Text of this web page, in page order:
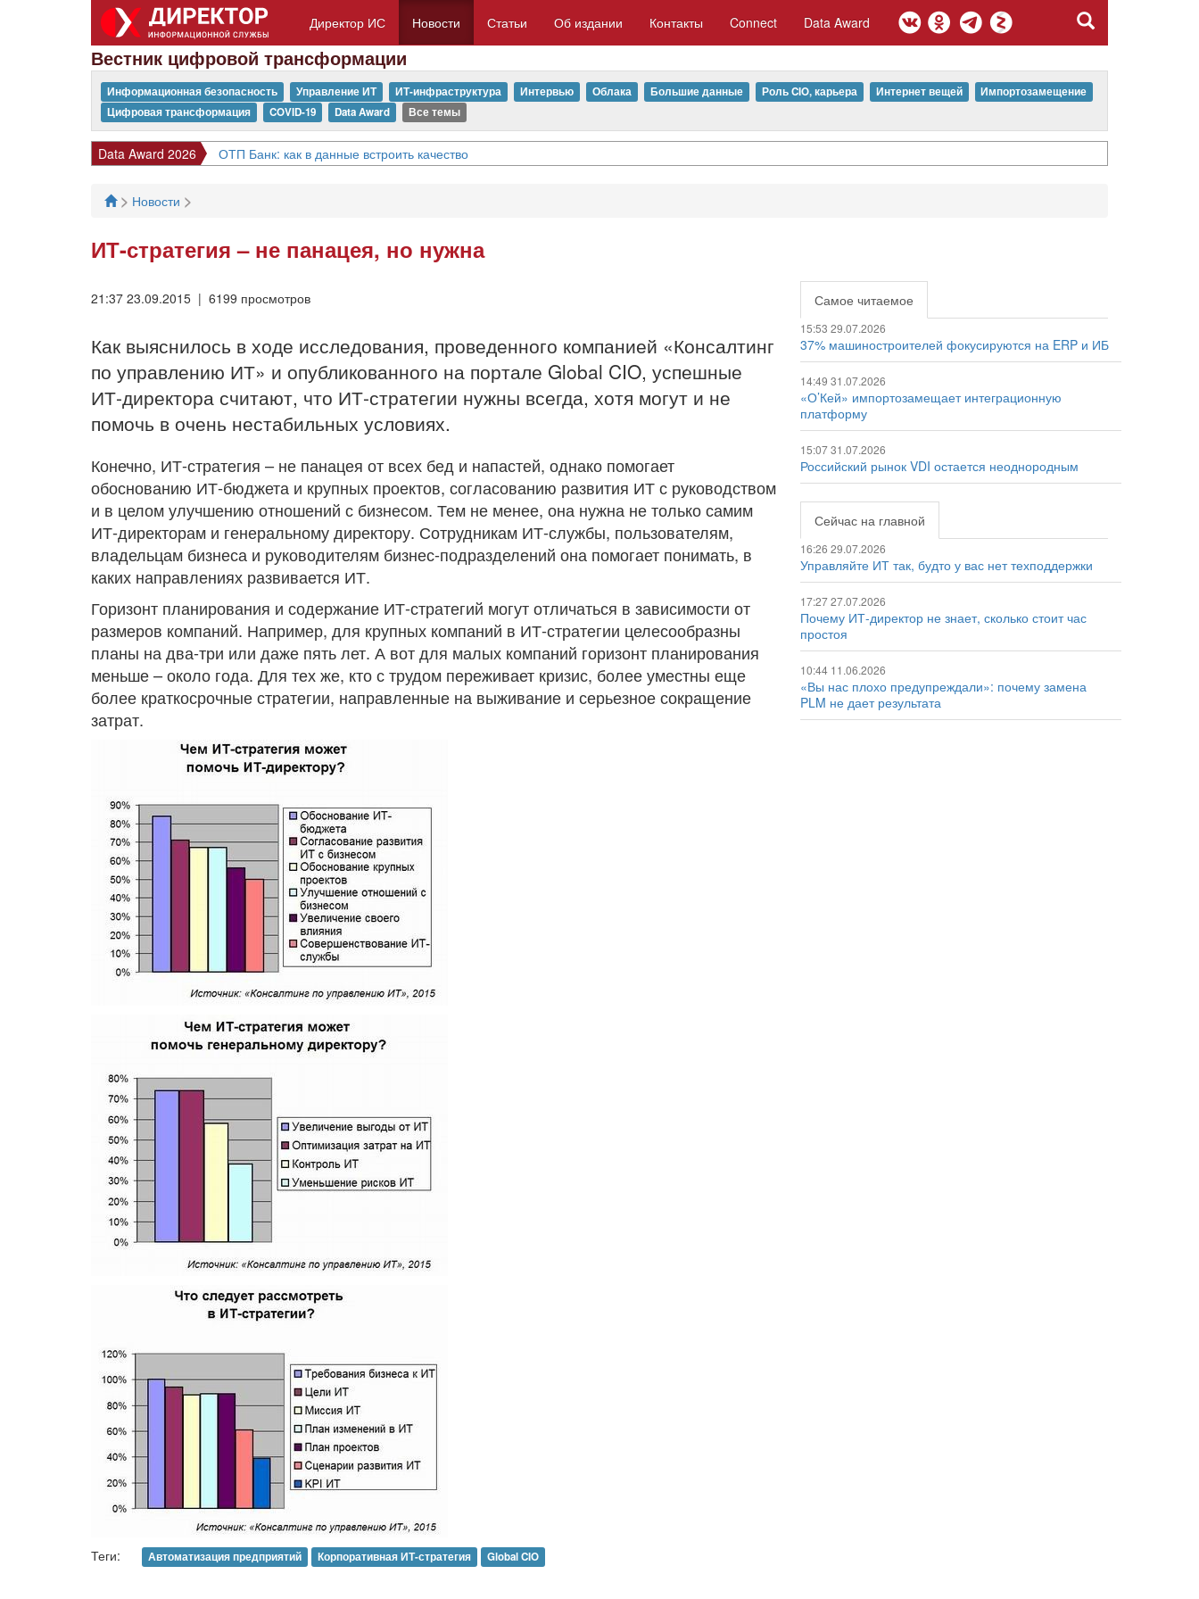
Директор ИС Новости Статьи Об издании Контакты Connect Data Award
Вестник цифровой трансформации
Информационная безопасность Управление ИТ ИТ-инфраструктура Интервью Облака Большие данные Роль CIO, карьера Интернет вещей
Импортозамещение
Цифровая трансформация
COVID-19 Data Award Все темы
Data Award 2026 ОТП Банк: как в данные встроить качество
> Новости >
ИТ-стратегия – не панацея, но нужна
21:37 23.09.2015 | 6199 просмотров
Как выяснилось в ходе исследования, проведенного компанией «Консалтинг
по управлению ИТ» и опубликованного на портале Global CIO, успешные
ИТ-директора считают, что ИТ-стратегии нужны всегда, хотя могут и не
помочь в очень нестабильных условиях.
Конечно, ИТ-стратегия – не панацея от всех бед и напастей, однако помогает
обоснованию ИТ-бюджета и крупных проектов, согласованию развития ИТ с руководством
и в целом улучшению отношений с бизнесом. Тем не менее, она нужна не только самим
ИТ-директорам и генеральному директору. Сотрудникам ИТ-службы, пользователям,
владельцам бизнеса и руководителям бизнес-подразделений она помогает понимать, в
каких направлениях развивается ИТ.
Горизонт планирования и содержание ИТ-стратегий могут отличаться в зависимости от
размеров компаний. Например, для крупных компаний в ИТ-стратегии целесообразны
планы на два-три или даже пять лет. А вот для малых компаний горизонт планирования
меньше – около года. Для тех же, кто с трудом переживает кризис, более уместны еще
более краткосрочные стратегии, направленные на выживание и серьезное сокращение
затрат.
Теги: Автоматизация предприятий Корпоративная ИТ-стратегия Global CIO
Самое читаемое
15:53 29.07.2026
37% машиностроителей фокусируются на ERP и ИБ
14:49 31.07.2026
«О’Кей» импортозамещает интеграционную
платформу
15:07 31.07.2026
Российский рынок VDI остается неоднородным
Сейчас на главной
16:26 29.07.2026
Управляйте ИТ так, будто у вас нет техподдержки
17:27 27.07.2026
Почему ИТ-директор не знает, сколько стоит час
простоя
10:44 11.06.2026
«Вы нас плохо предупреждали»: почему замена
PLM не дает результата